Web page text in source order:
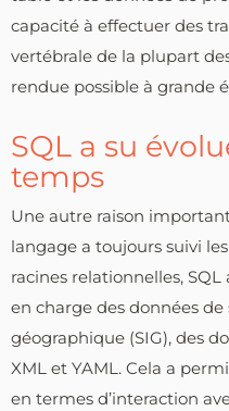
capacité à effectuer des
vertébrale de la plupart
rendue possible à grande
SQL a su
temps
Une autre raison
langage a toujours suivi
racines relationnelles,
en charge des données
géographique (SIG), des
XML et YAML. Cela a
en termes d’interaction